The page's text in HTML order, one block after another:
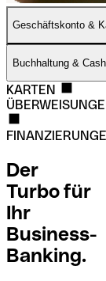
Geschäftskonto &
Buchhaltung &
KARTEN
Der
Turbo für
Ihr
Business-
Banking.